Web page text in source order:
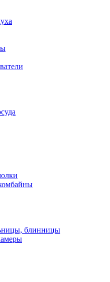
блинницы